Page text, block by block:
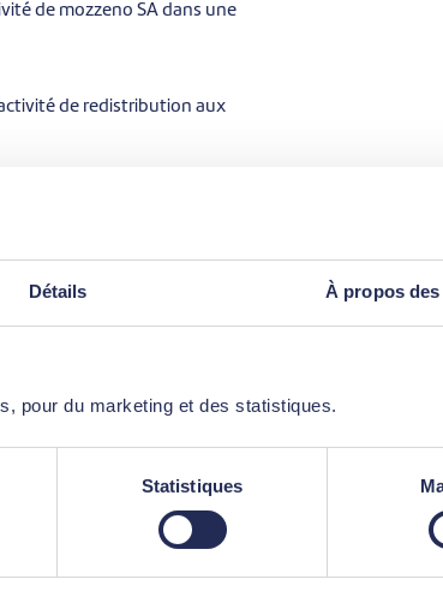
Détails À propos
pour du marketing et des statistiques.
Statistiques
de mozzeno SA dans une
de redistribution aux
cours ;
investis, montants des Notes
à mozzeno SA de continuer à
continuer à suivre leurs
paiements et accéder à une